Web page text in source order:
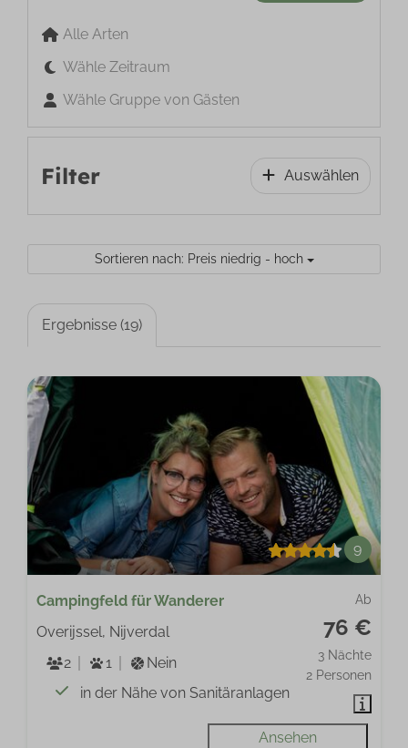
Alle Arten
Wähle Zeitraum
Wähle Gruppe von Gästen
Filter Auswählen
Sortieren nach: Preis niedrig - hoch
Ergebnisse (19)
9
Ab
76 €
3 Nächte
2 Personen
Campingfeld für Wanderer
Overijssel, Nijverdal
2
1
Nein
in der Nähe von Sanitäranlagen
Ansehen